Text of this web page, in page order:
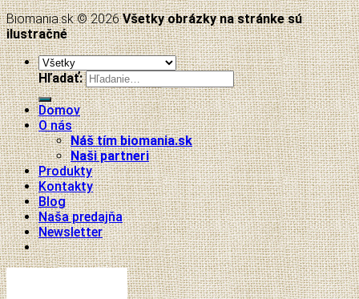
Biomania.sk © 2026Všetky obrázky na stránke sú
ilustračné
Hľadať:
Domov
O nás
Náš tím biomania.sk
Naši partneri
Produkty
Kontakty
Blog
Naša predajňa
Newsletter